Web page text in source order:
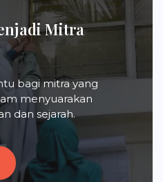
Mitra
bagi mitra yang
menyuarakan
dan sejarah.